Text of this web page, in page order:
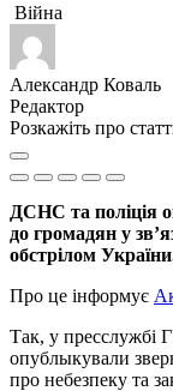
Війна
Александр Коваль
Редактор
Розкажіть про
ДСНС та поліція
до громадян у
обстрілом
Про це інформує
Так, у пресслужбі
опублыкували
про небезпеку та